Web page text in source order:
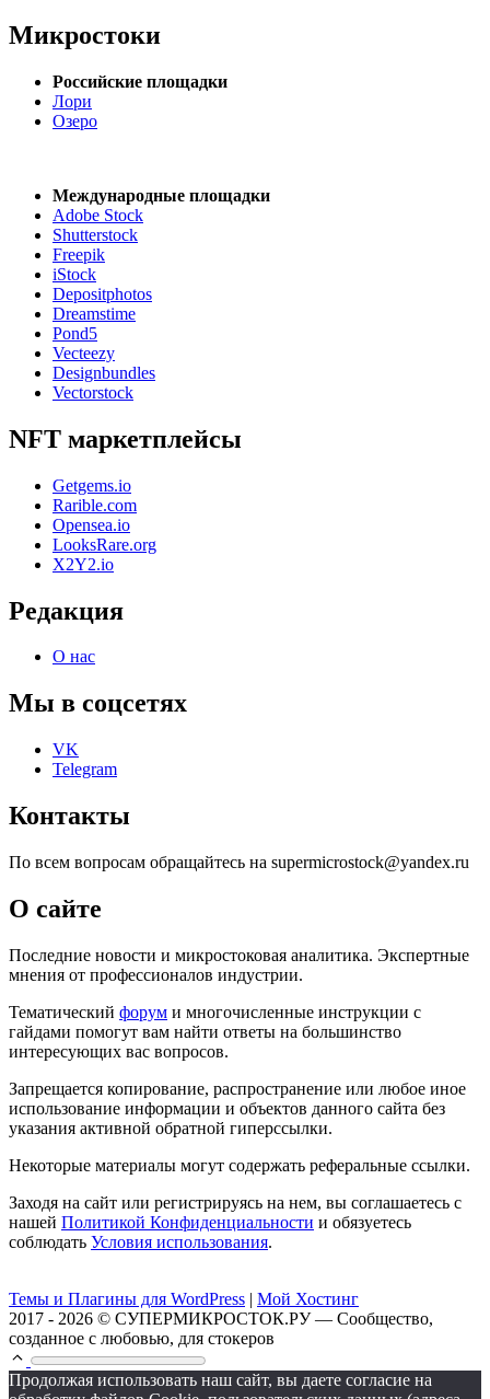
Микростоки
Российские площадки
Лори
Озеро
Международные площадки
Adobe Stock
Shutterstock
Freepik
iStock
Depositphotos
Dreamstime
Pond5
Vecteezy
Designbundles
Vectorstock
NFT маркетплейсы
Getgems.io
Rarible.com
Opensea.io
LooksRare.org
X2Y2.io
Редакция
О нас
Мы в соцсетях
VK
Telegram
Контакты
По всем вопросам обращайтесь на supermicrostock@yandex.ru
О сайте
Последние новости и микростоковая аналитика. Экспертные
мнения от профессионалов индустрии.
Тематический форум и многочисленные инструкции с
гайдами помогут вам найти ответы на большинство
интересующих вас вопросов.
Запрещается копирование, распространение или любое иное
использование информации и объектов данного сайта без
указания активной обратной гиперссылки.
Некоторые материалы могут содержать реферальные ссылки.
Заходя на сайт или регистрируясь на нем, вы соглашаетесь с
нашей Политикой Конфиденциальности и обязуетесь
соблюдать Условия использования.
Темы и Плагины для WordPress | Мой Хостинг
2017 - 2026 © СУПЕРМИКРОСТОК.РУ — Сообщество,
созданное с любовью, для стокеров
Продолжая использовать наш сайт, вы даете согласие на